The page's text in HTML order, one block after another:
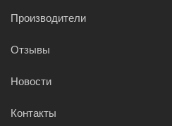
Производители
Отзывы
Новости
Контакты